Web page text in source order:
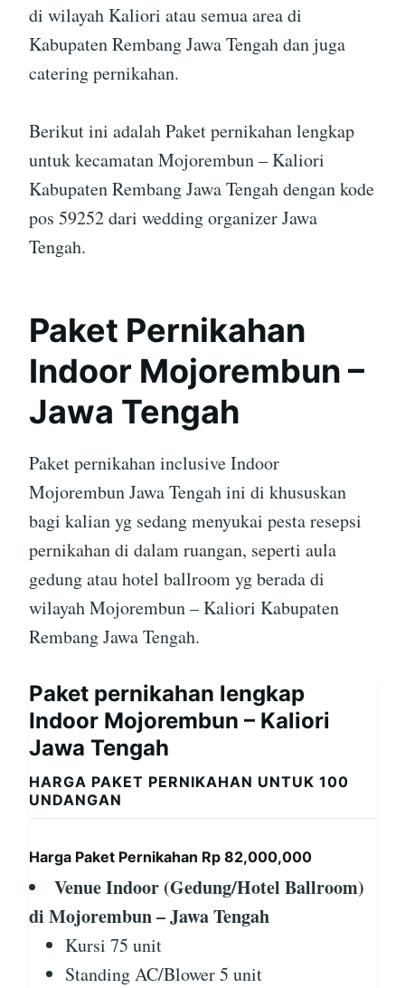
di wilayah Kaliori atau semua area di
Kabupaten Rembang Jawa Tengah dan juga
catering pernikahan.
Berikut ini adalah Paket pernikahan lengkap
untuk kecamatan Mojorembun – Kaliori
Kabupaten Rembang Jawa Tengah dengan kode
pos 59252 dari wedding organizer Jawa
Tengah.
Paket Pernikahan
Indoor Mojorembun –
Jawa Tengah
Paket pernikahan inclusive Indoor
Mojorembun Jawa Tengah ini di khususkan
bagi kalian yg sedang menyukai pesta resepsi
pernikahan di dalam ruangan, seperti aula
gedung atau hotel ballroom yg berada di
wilayah Mojorembun – Kaliori Kabupaten
Rembang Jawa Tengah.
Paket pernikahan lengkap
Indoor Mojorembun – Kaliori
Jawa Tengah
HARGA PAKET PERNIKAHAN UNTUK 100
UNDANGAN
Harga Paket Pernikahan Rp 82,000,000
Venue Indoor (Gedung/Hotel Ballroom)
di Mojorembun – Jawa Tengah
Kursi 75 unit
Standing AC/Blower 5 unit